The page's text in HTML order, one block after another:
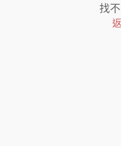
找